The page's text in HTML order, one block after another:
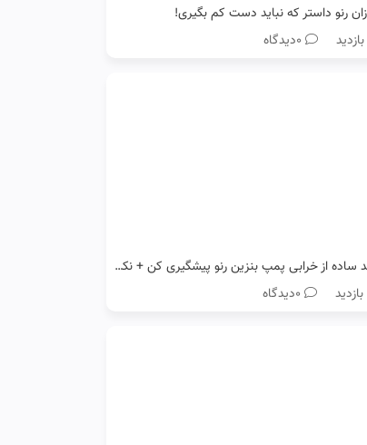
0دیدگاه
با این ترفند ساده از خرابی پمپ بنزین رنو پیشگیری کن + نکات طلایی
0دیدگاه